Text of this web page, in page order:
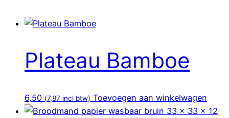
Plateau Bamboe
6,50 (7,87 incl btw) Toevoegen aan winkelwagen